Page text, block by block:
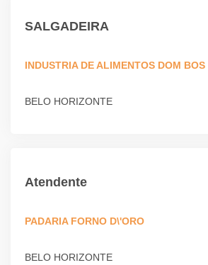
SALGADEIRA
INDUSTRIA DE ALIMENTOS DOM BOS
BELO HORIZONTE
Atendente
PADARIA FORNO D\'ORO
BELO HORIZONTE